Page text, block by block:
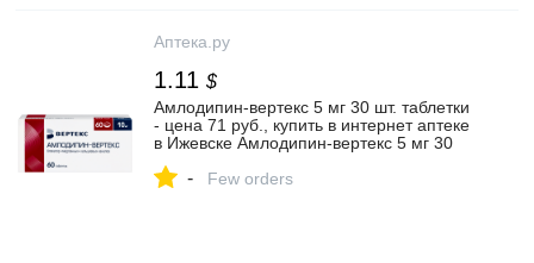
Аптека.ру
1.11 $
Амлодипин-вертекс 5 мг 30 шт. таблетки
- цена 71 руб., купить в интернет аптеке
в Ижевске Амлодипин-вертекс 5 мг 30
- Few orders